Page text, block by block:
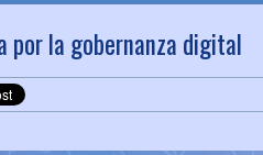
por la gobernanza digital